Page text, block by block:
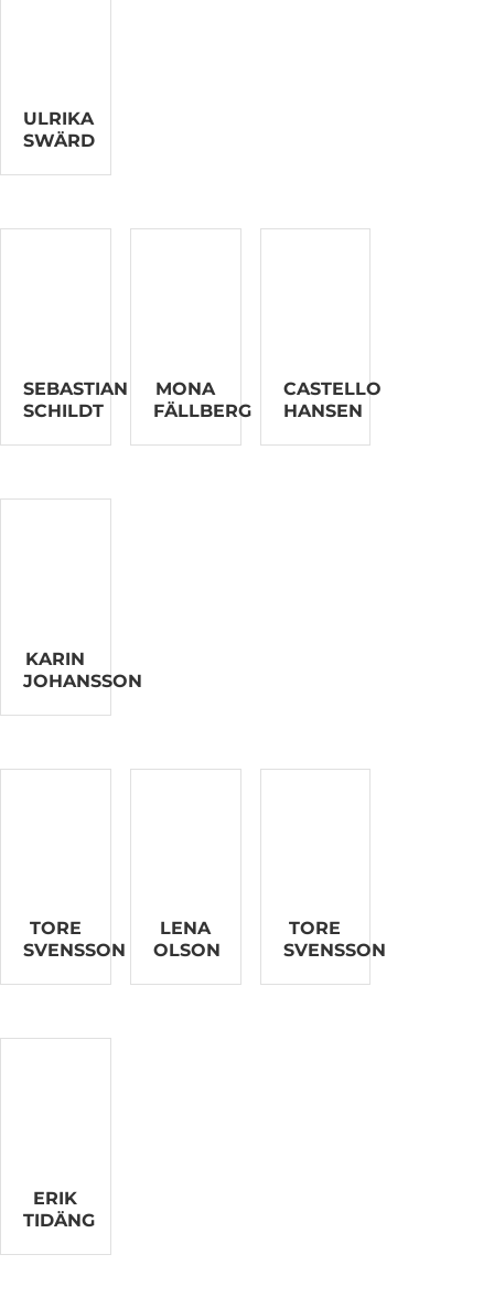
ULRIKA
SWÄRD
SEBASTIAN
SCHILDT
MONA
FÄLLBERG
CASTELLO
HANSEN
KARIN
JOHANSSON
TORE
SVENSSON
LENA
OLSON
TORE
SVENSSON
ERIK
TIDÄNG